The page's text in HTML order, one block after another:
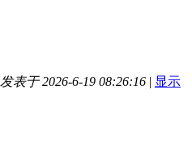
发表于 2026-6-19 08:26:16 | 显示